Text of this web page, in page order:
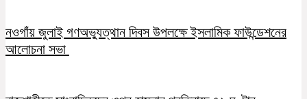
নওগাঁয় জুলাই গণঅভ্যুত্থান দিবস উপলক্ষে ইসলামিক ফাউন্ডেশনের
আলোচনা সভা